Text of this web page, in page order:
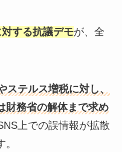
する抗議デモが、全
テルス増税に対し、
財務省の解体まで求め
上での誤情報が拡散